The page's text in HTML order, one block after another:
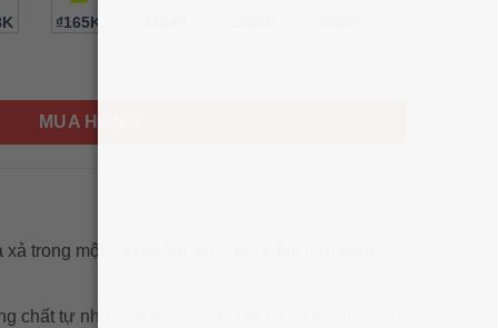
₫165K
hương táo Suave Kids Apple 1.18L số lượng
MUA HÀNG
trong một sản phẩm, giúp tiết kiệm thời gian
chất tự nhiên, hỗ trợ duy trì làn da và mái tóc bé